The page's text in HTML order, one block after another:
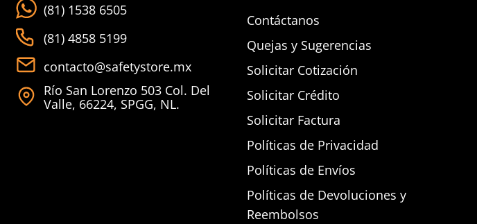
(81) 1538 6505
(81) 4858 5199
contacto@safetystore.mx
Río San Lorenzo 503 Col. Del
Valle, 66224, SPGG, NL.
Contáctanos
Quejas y Sugerencias
Solicitar Cotización
Solicitar Crédito
Solicitar Factura
Políticas de Privacidad
Políticas de Envíos
Políticas de Devoluciones y
Reembolsos